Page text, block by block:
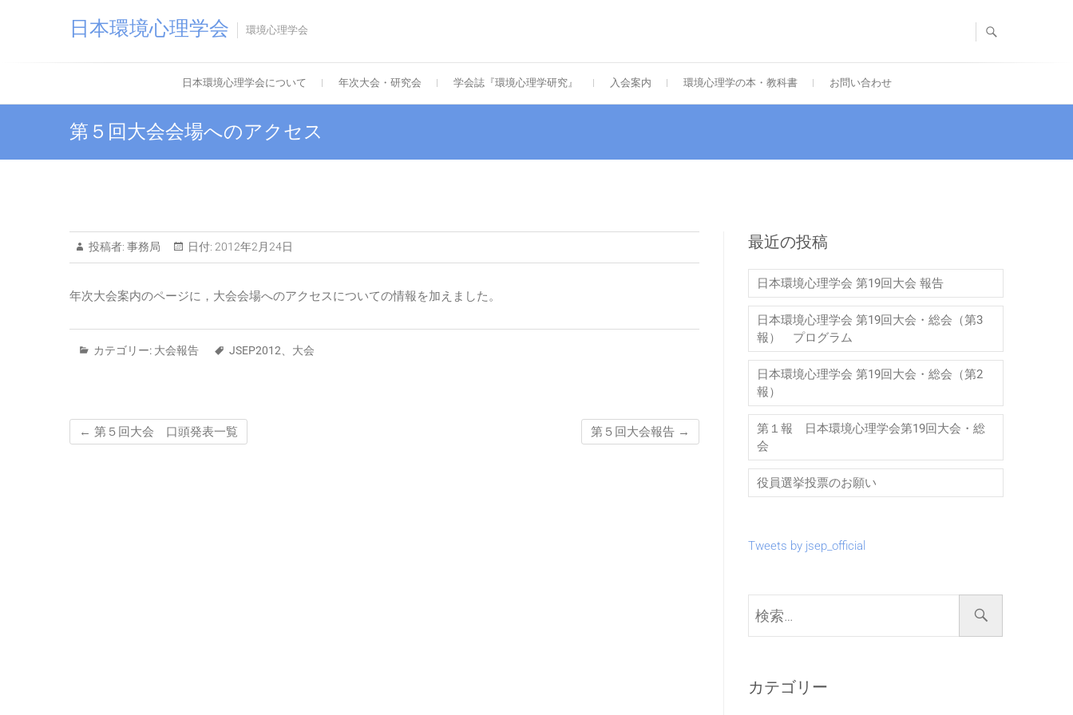
日本環境心理学会 環境心理学会
日本環境心理学会について 年次大会・研究会 学会誌『環境心理学研究』 入会案内 環境心理学の本・教科書 お問い合わせ
第５回大会会場へのアクセス
投稿者: 事務局 日付: 2012年2月24日
年次大会案内のページに，大会会場へのアクセスについての情報を加えました。
カテゴリー: 大会報告 JSEP2012 大会
← 第５回大会 口頭発表一覧 第５回大会報告 →
最近の投稿
日本環境心理学会 第19回大会 報告
日本環境心理学会 第19回大会・総会（第3
報） プログラム
日本環境心理学会 第19回大会・総会（第2
報）
第１報 日本環境心理学会第19回大会・総
会
役員選挙投票のお願い
Tweets by jsep_official
索…
カテゴリー